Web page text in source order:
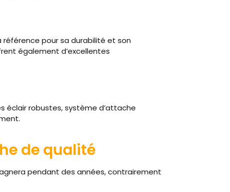
référence pour sa durabilité et son
également d’excellentes
éclair robustes, système d’attache
de qualité
pendant des années, contrairement